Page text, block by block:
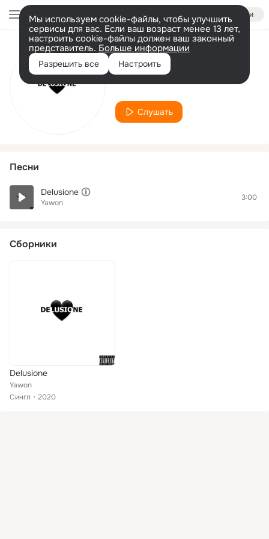
Войти
Мы используем cookie-файлы, чтобы улучшить
сервисы для вас. Если ваш возраст менее 13 лет,
настроить cookie-файлы должен ваш законный
представитель. Больше информации
Разрешить все Настроить
Исполнитель
Yawon
Слушать
Песни
Delusione
Yawon
3:00
Сборники
Delusione
Yawon
Сингл
2020